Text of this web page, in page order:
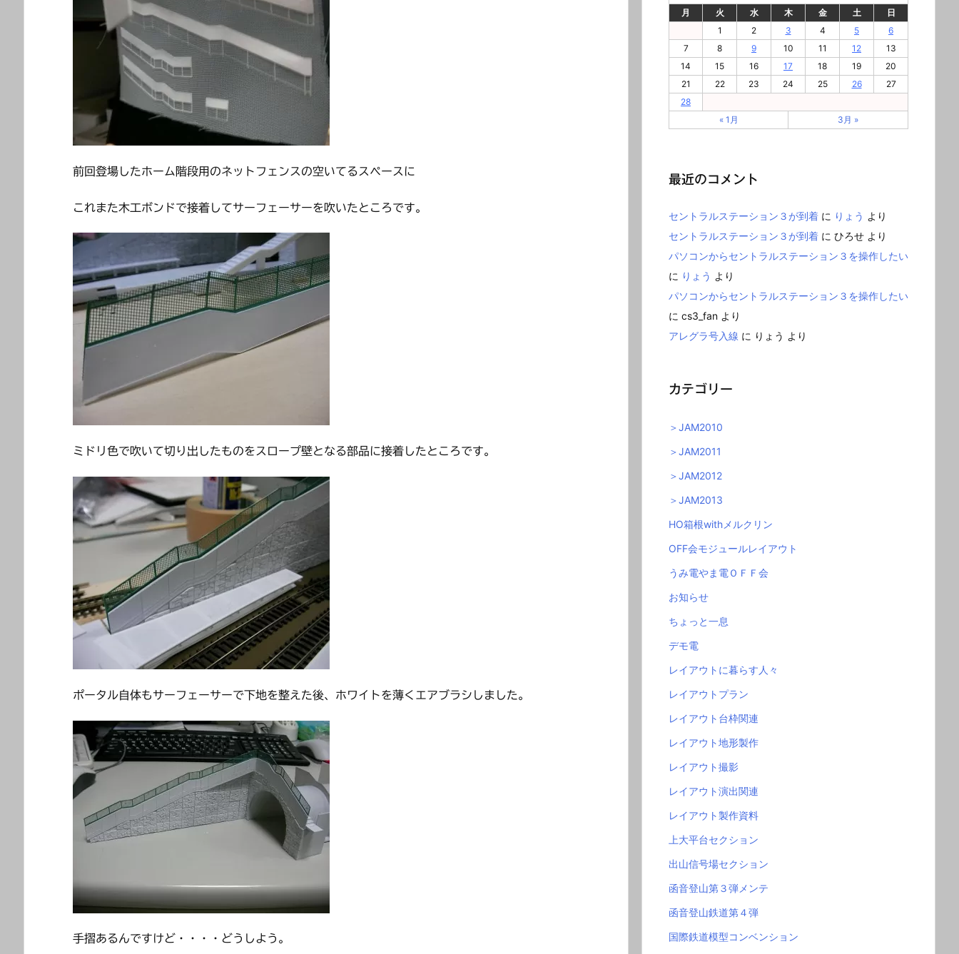
前回登場したホーム階段用のネットフェンスの空いてるスペースに
これまた木工ボンドで接着してサーフェーサーを吹いたところです。
ミドリ色で吹いて切り出したものをスロープ壁となる部品に接着したところです。
ポータル自体もサーフェーサーで下地を整えた後、ホワイトを薄くエアブラシしました。
手摺あるんですけど・・・・どうしよう。
月
火 水 木 金 土
日
1
2 3 4 5
6
7
8 9 10 11 12
13
14
15 16 17 18 19
20
21
22 23 24 25 26
27
28
« 1月
3月 »
最近のコメント
セントラルステーション３が到着 に りょう より
セントラルステーション３が到着 に ひろせ より
パソコンからセントラルステーション３を操作したい
に りょう より
パソコンからセントラルステーション３を操作したい
に cs3_fan より
アレグラ号入線 に りょう より
カテゴリー
＞JAM2010
＞JAM2011
＞JAM2012
＞JAM2013
HO箱根withメルクリン
OFF会モジュールレイアウト
うみ電やま電ＯＦＦ会
お知らせ
ちょっと一息
デモ電
レイアウトに暮らす人々
レイアウトプラン
レイアウト台枠関連
レイアウト地形製作
レイアウト撮影
レイアウト演出関連
レイアウト製作資料
上大平台セクション
出山信号場セクション
函音登山第３弾メンテ
函音登山鉄道第４弾
国際鉄道模型コンベンション